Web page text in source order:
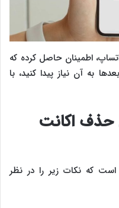
اطمینان حاصل کرده که
به آن نیاز پیدا کنید، با
اکانت
که نکات زیر را در نظر